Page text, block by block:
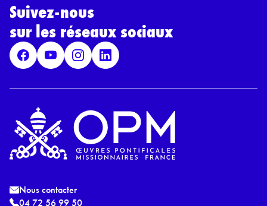
R
P
D
*
Suivez-nous
sur les réseaux sociaux
Nous contacter
04 72 56 99 50